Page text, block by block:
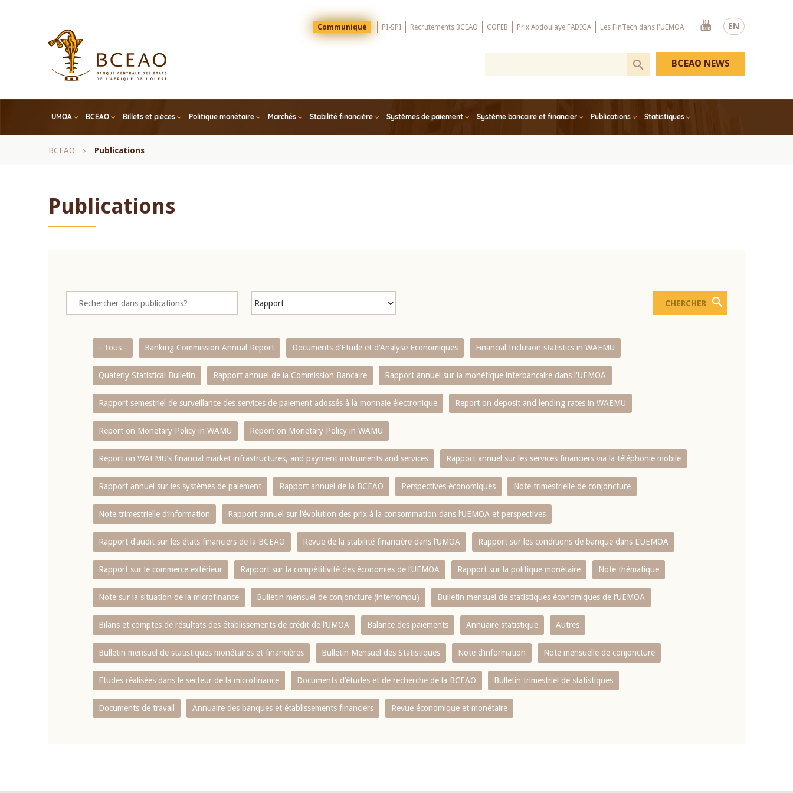
EN
Menu
Top
Communiqué PI-SPI Recrutements BCEAO COFEB Prix Abdoulaye FADIGA Les FinTech dans l'UEMOA
Youtube
UMOA BCEAO Billets et pièces Politique monétaire Marchés Stabilité financière Systèmes de paiement Système bancaire et financier Publications Statistiques
BCEAO NEWS
Fil
BCEAO Publications
Publications
- Tous - Banking Commission Annual Report Documents d’Etude et d’Analyse Economiques Financial Inclusion statistics in WAEMU
Quaterly Statistical Bulletin Rapport annuel de la Commission Bancaire Rapport annuel sur la monétique interbancaire dans l'UEMOA
Rapport semestriel de surveillance des services de paiement adossés à la monnaie électronique Report on deposit and lending rates in WAEMU
Report on Monetary Policy in WAMU Report on Monetary Policy in WAMU
Report on WAEMU’s financial market infrastructures, and payment instruments and services Rapport annuel sur les services financiers via la téléphonie mobile
Rapport annuel sur les systèmes de paiement Rapport annuel de la BCEAO Perspectives économiques Note trimestrielle de conjoncture
Note trimestrielle d‘information Rapport annuel sur l‘évolution des prix à la consommation dans l‘UEMOA et perspectives
Rapport d‘audit sur les états financiers de la BCEAO Revue de la stabilité financière dans l‘UMOA Rapport sur les conditions de banque dans L‘UEMOA
Rapport sur le commerce extérieur Rapport sur la compétitivité des économies de l‘UEMOA Rapport sur la politique monétaire Note thématique
Note sur la situation de la microfinance Bulletin mensuel de conjoncture (interrompu) Bulletin mensuel de statistiques économiques de l‘UEMOA
Bilans et comptes de résultats des établissements de crédit de l‘UMOA Balance des paiements Annuaire statistique Autres
Bulletin mensuel de statistiques monétaires et financières Bulletin Mensuel des Statistiques Note d’information Note mensuelle de conjoncture
Etudes réalisées dans le secteur de la microfinance Documents d’études et de recherche de la BCEAO Bulletin trimestriel de statistiques
Documents de travail Annuaire des banques et établissements financiers Revue économique et monétaire